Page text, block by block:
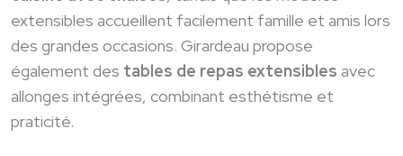
extensibles accueillent facilement famille et amis lors
des grandes occasions. Girardeau propose
également des tables de repas extensibles avec
allonges intégrées, combinant esthétisme et
praticité.